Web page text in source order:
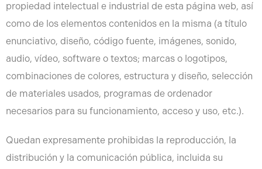
propiedad intelectual e industrial de esta página web, así
como de los elementos contenidos en la misma (a título
enunciativo, diseño, código fuente, imágenes, sonido,
audio, vídeo, software o textos; marcas o logotipos,
combinaciones de colores, estructura y diseño, selección
de materiales usados, programas de ordenador
necesarios para su funcionamiento, acceso y uso, etc.).
Quedan expresamente prohibidas la reproducción, la
distribución y la comunicación pública, incluida su